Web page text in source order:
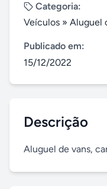
Categoria:
Veículos » Aluguel
Publicado em:
15/12/2022
Descrição
Aluguel de vans,